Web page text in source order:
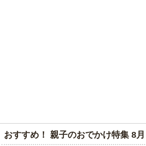
おすすめ！ 親子のおでかけ特集 8月